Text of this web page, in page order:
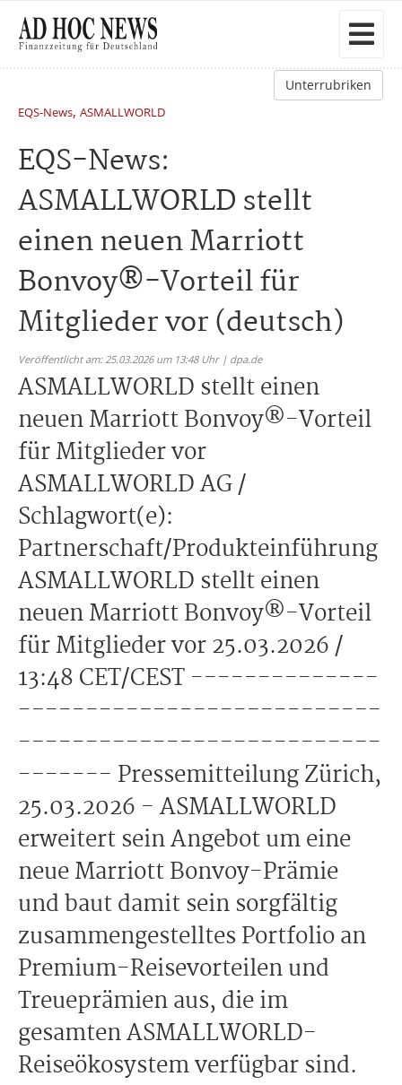
Unterrubriken
EQS-News, ASMALLWORLD
EQS-News:
ASMALLWORLD stellt
einen neuen Marriott
Bonvoy®-Vorteil für
Mitglieder vor (deutsch)
Veröffentlicht am: 25.03.2026 um 13:48 Uhr | dpa.de
ASMALLWORLD stellt einen
neuen Marriott Bonvoy®-Vorteil
für Mitglieder vor
ASMALLWORLD AG /
Schlagwort(e):
Partnerschaft/Produkteinführung
ASMALLWORLD stellt einen
neuen Marriott Bonvoy®-Vorteil
für Mitglieder vor 25.03.2026 /
13:48 CET/CEST --------------
---------------------------
---------------------------
------- Pressemitteilung Zürich,
25.03.2026 - ASMALLWORLD
erweitert sein Angebot um eine
neue Marriott Bonvoy-Prämie
und baut damit sein sorgfältig
zusammengestelltes Portfolio an
Premium-Reisevorteilen und
Treueprämien aus, die im
gesamten ASMALLWORLD-
Reiseökosystem verfügbar sind.